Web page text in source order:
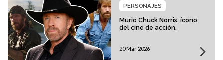
Murió Chuck Norris, ícono
del cine de acción.
PERSONAJES
20 Mar 2026